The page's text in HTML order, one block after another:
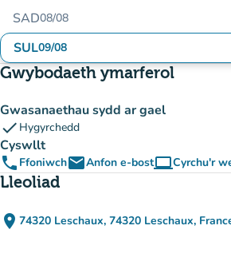
SAD08/08
SUL09/08
Gwybodaeth ymarferol
Gwasanaethau sydd ar gael
check Hygyrchedd
Cyswllt
phone FfoniwchemailAnfon e-bostcomputerCyrchu'r
(tab
Lleoliad
place 74320 Leschaux, 74320 Leschaux,
(agor yn Google
(tab newydd)